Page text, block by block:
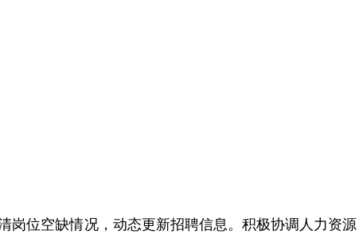
位空缺情况，动态更新招聘信息。积极协调人力资源